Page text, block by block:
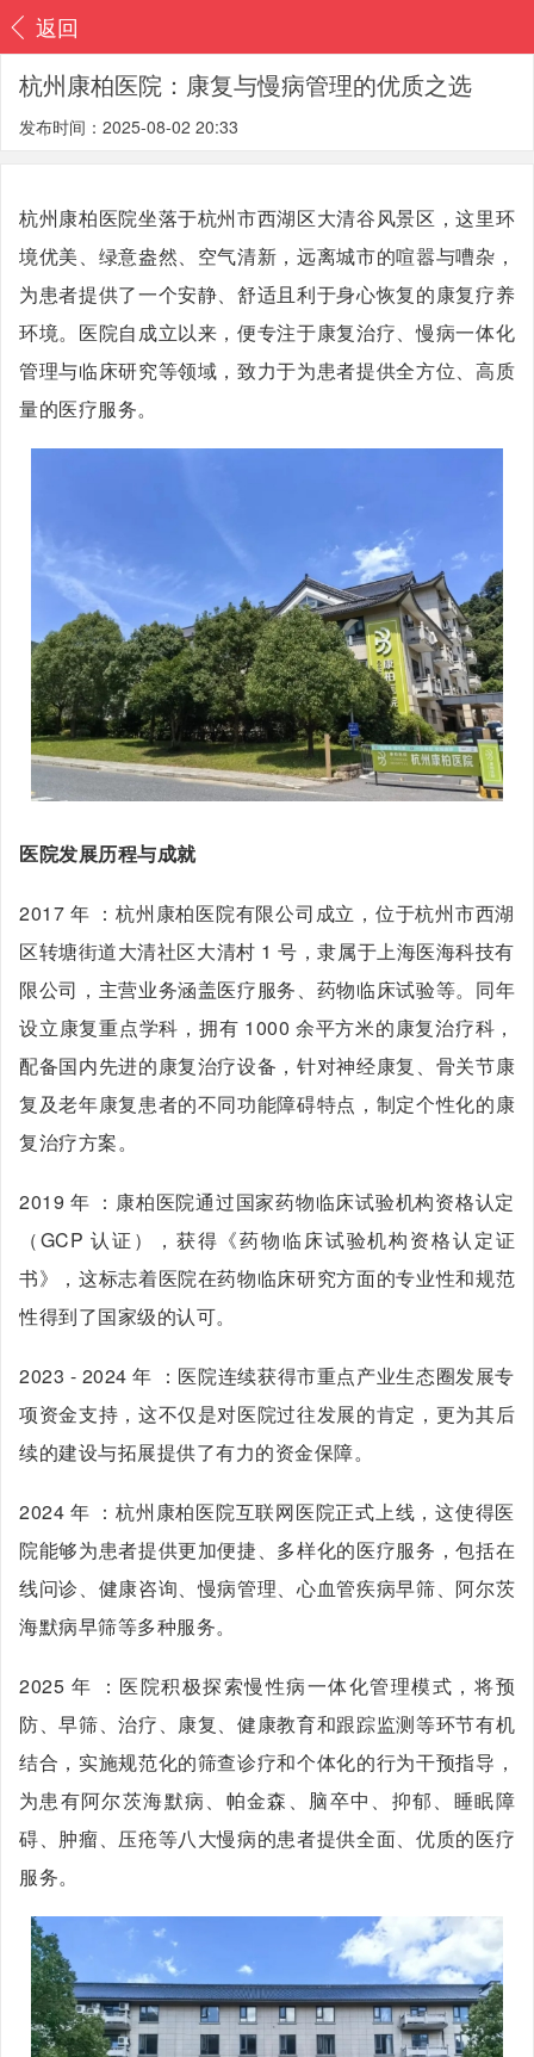
返回
杭州康柏医院：康复与慢病管理的优质之选
发布时间：2025-08-02 20:33
杭州康柏医院坐落于杭州市西湖区大清谷风景区，这里环
境优美、绿意盎然、空气清新，远离城市的喧嚣与嘈杂，
为患者提供了一个安静、舒适且利于身心恢复的康复疗养
环境。医院自成立以来，便专注于康复治疗、慢病一体化
管理与临床研究等领域，致力于为患者提供全方位、高质
量的医疗服务。
医院发展历程与成就
2017 年 ：杭州康柏医院有限公司成立，位于杭州市西湖
区转塘街道大清社区大清村 1 号，隶属于上海医海科技有
限公司，主营业务涵盖医疗服务、药物临床试验等。同年
设立康复重点学科，拥有 1000 余平方米的康复治疗科，
配备国内先进的康复治疗设备，针对神经康复、骨关节康
复及老年康复患者的不同功能障碍特点，制定个性化的康
复治疗方案。
2019 年 ：康柏医院通过国家药物临床试验机构资格认定
（GCP 认证），获得《药物临床试验机构资格认定证
书》，这标志着医院在药物临床研究方面的专业性和规范
性得到了国家级的认可。
2023 - 2024 年 ：医院连续获得市重点产业生态圈发展专
项资金支持，这不仅是对医院过往发展的肯定，更为其后
续的建设与拓展提供了有力的资金保障。
2024 年 ：杭州康柏医院互联网医院正式上线，这使得医
院能够为患者提供更加便捷、多样化的医疗服务，包括在
线问诊、健康咨询、慢病管理、心血管疾病早筛、阿尔茨
海默病早筛等多种服务。
2025 年 ：医院积极探索慢性病一体化管理模式，将预
防、早筛、治疗、康复、健康教育和跟踪监测等环节有机
结合，实施规范化的筛查诊疗和个体化的行为干预指导，
为患有阿尔茨海默病、帕金森、脑卒中、抑郁、睡眠障
碍、肿瘤、压疮等八大慢病的患者提供全面、优质的医疗
服务。